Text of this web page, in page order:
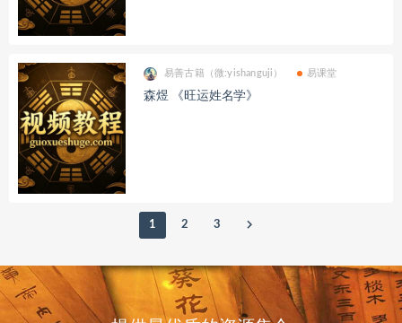
易善古籍（微:yishanguji） 易课堂
森煜 《旺运姓名学》
1 2 3